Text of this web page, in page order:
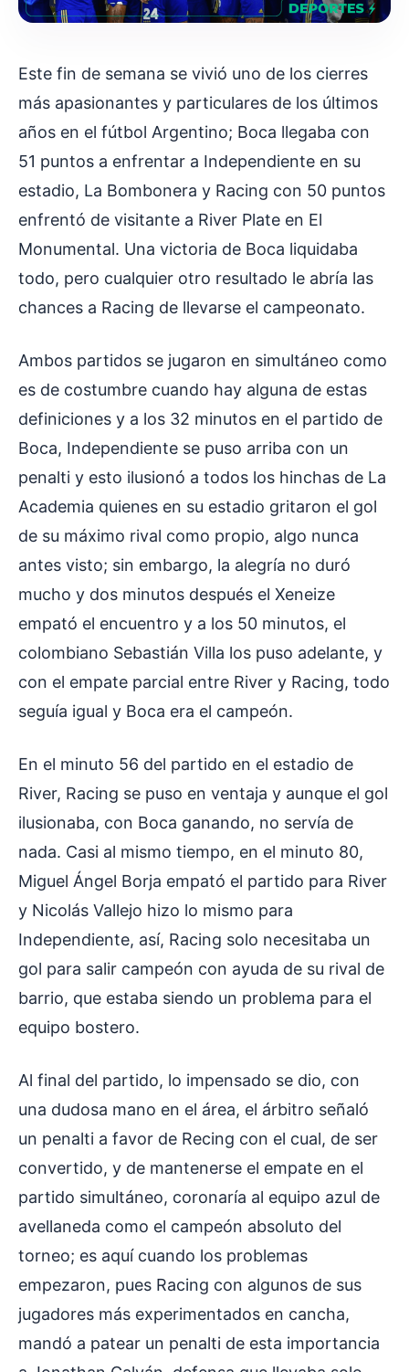
Este fin de semana se vivió uno de los cierres
más apasionantes y particulares de los últimos
años en el fútbol Argentino; Boca llegaba con
51 puntos a enfrentar a Independiente en su
estadio, La Bombonera y Racing con 50 puntos
enfrentó de visitante a River Plate en El
Monumental. Una victoria de Boca liquidaba
todo, pero cualquier otro resultado le abría las
chances a Racing de llevarse el campeonato.
Ambos partidos se jugaron en simultáneo como
es de costumbre cuando hay alguna de estas
definiciones y a los 32 minutos en el partido de
Boca, Independiente se puso arriba con un
penalti y esto ilusionó a todos los hinchas de La
Academia quienes en su estadio gritaron el gol
de su máximo rival como propio, algo nunca
antes visto; sin embargo, la alegría no duró
mucho y dos minutos después el Xeneize
empató el encuentro y a los 50 minutos, el
colombiano Sebastián Villa los puso adelante, y
con el empate parcial entre River y Racing, todo
seguía igual y Boca era el campeón.
En el minuto 56 del partido en el estadio de
River, Racing se puso en ventaja y aunque el gol
ilusionaba, con Boca ganando, no servía de
nada. Casi al mismo tiempo, en el minuto 80,
Miguel Ángel Borja empató el partido para River
y Nicolás Vallejo hizo lo mismo para
Independiente, así, Racing solo necesitaba un
gol para salir campeón con ayuda de su rival de
barrio, que estaba siendo un problema para el
equipo bostero.
Al final del partido, lo impensado se dio, con
una dudosa mano en el área, el árbitro señaló
un penalti a favor de Recing con el cual, de ser
convertido, y de mantenerse el empate en el
partido simultáneo, coronaría al equipo azul de
avellaneda como el campeón absoluto del
torneo; es aquí cuando los problemas
empezaron, pues Racing con algunos de sus
jugadores más experimentados en cancha,
mandó a patear un penalti de esta importancia